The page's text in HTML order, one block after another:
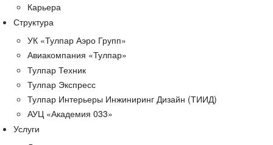
Карьера
Структура
УК «Тулпар Аэро Групп»
Авиакомпания «Тулпар»
Тулпар Техник
Тулпар Экспресс
Тулпар Интерьеры Инжиниринг Дизайн (ТИИД)
АУЦ «Академия 033»
Услуги